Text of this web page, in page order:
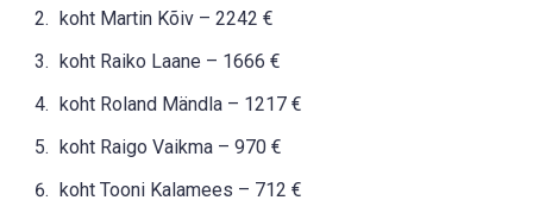
koht Martin Kõiv – 2242 €
koht Raiko Laane – 1666 €
koht Roland Mändla – 1217 €
koht Raigo Vaikma – 970 €
koht Tooni Kalamees – 712 €